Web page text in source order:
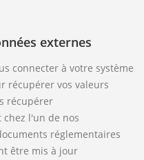
externes
connecter à votre système
récupérer vos valeurs
récupérer
l'un de nos
réglementaires
être mis à jour